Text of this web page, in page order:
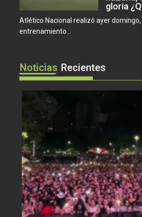
gloria
Atlético Nacional realizó ayer
entrenamiento...
Noticias Recientes